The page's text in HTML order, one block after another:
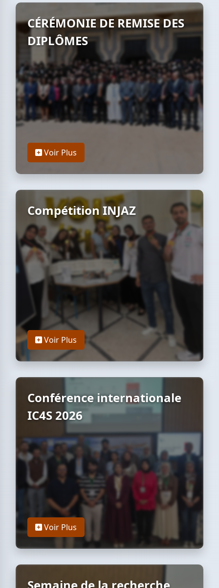
CÉRÉMONIE DE REMISE DES
DIPLÔMES
Voir Plus
Compétition INJAZ
Voir Plus
Conférence internationale
IC4S 2026
Voir Plus